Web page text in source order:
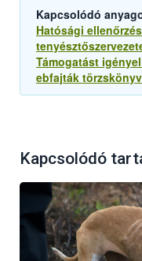
Kapcsolódó
Hatósági
Támogatást
ebfajták
Kapcsolódó